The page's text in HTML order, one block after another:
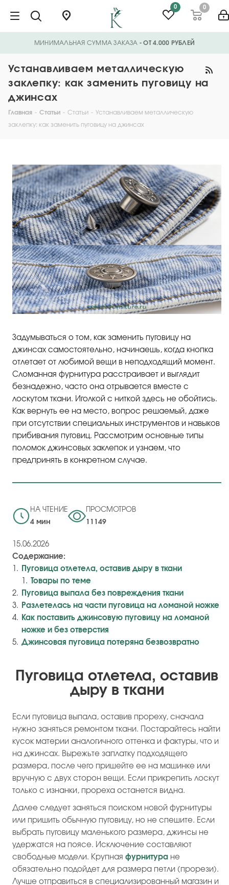
0 0
МИНИМАЛЬНАЯ СУММА ЗАКАЗА - ОТ 4.000 РУБЛЕЙ
Устанавливаем металлическую
заклепку: как заменить пуговицу на
джинсах
Главная - Статьи - Статьи - Устанавливаем металлическую
заклепку: как заменить пуговицу на джинсах
Задумываться о том, как заменить пуговицу на
джинсах самостоятельно, начинаешь, когда кнопка
отлетает от любимой вещи в неподходящий момент.
Сломанная фурнитура расстраивает и выглядит
безнадежно, часто она отрывается вместе с
лоскутом ткани. Иголкой с ниткой здесь не обойтись.
Как вернуть ее на место, вопрос решаемый, даже
при отсутствии специальных инструментов и навыков
прибивания пуговиц. Рассмотрим основные типы
поломок джинсовых заклепок и узнаем, что
предпринять в конкретном случае.
НА ЧТЕНИЕ
4 мин
ПРОСМОТРОВ
11149
15.06.2026
Содержание:
Пуговица отлетела, оставив дыру в ткани
Товары по теме
Пуговица выпала без повреждения ткани
Разлетелась на части пуговица на ломаной ножке
Как поставить джинсовую пуговицу на ломаной
ножке и без отверстия
Джинсовая пуговица потеряна безвозвратно
Пуговица отлетела, оставив
дыру в ткани
Если пуговица выпала, оставив прореху, сначала
нужно заняться ремонтом ткани. Постарайтесь найти
кусок материи аналогичного оттенка и фактуры, что и
на джинсах. Вырежьте заплатку подходящего
размера, после чего пришейте ее на машинке или
вручную с двух сторон вещи. Если прикрепить лоскут
только с изнанки, прореха останется видна.
Далее следует заняться поиском новой фурнитуры
или пришить обычную пуговицу, но не спешите. Если
выбрать пуговицу маленького размера, джинсы не
удержатся на поясе. Исключение составляют
свободные модели. Крупная фурнитура не
обязательно подойдет для размера петли (прорези).
Лучше отправиться в специализированный магазин и